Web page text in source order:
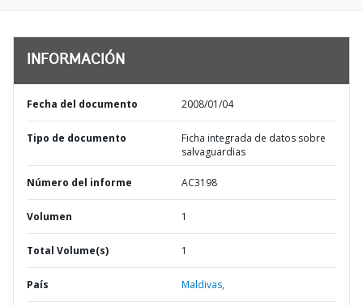
INFORMACIÓN
Fecha del documento 2008/01/04
Tipo de documento
Ficha integrada de datos sobre
salvaguardias
Número del informe AC3198
Volumen 1
Total Volume(s) 1
País Maldivas,